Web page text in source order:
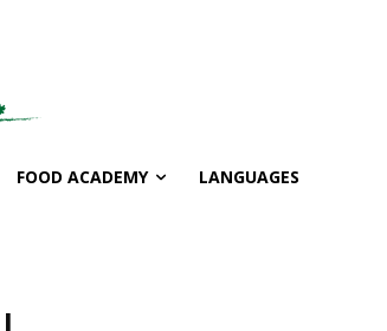
FOOD ACADEMY LANGUAGES